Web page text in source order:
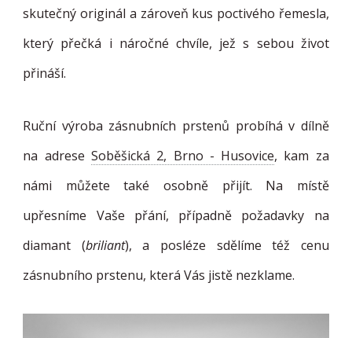
skutečný originál a zároveň kus poctivého řemesla,
který přečká i náročné chvíle, jež s sebou život
přináší.
Ruční výroba zásnubních prstenů probíhá v dílně
na adrese Soběšická 2, Brno - Husovice, kam za
námi můžete také osobně přijít. Na místě
upřesníme Vaše přání, případně požadavky na
diamant (briliant), a posléze sdělíme též cenu
zásnubního prstenu, která Vás jistě nezklame.